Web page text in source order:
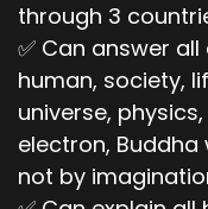
through 3
✅ Can answer
human, society,
universe,
electron, Buddha
not by